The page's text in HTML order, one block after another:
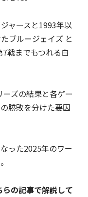
ャースと1993年以
ブルージェイズ と
戦までもつれる白
ズの結果と各ゲー
勝敗を分けた要因
った2025年のワー
の記事で解説して